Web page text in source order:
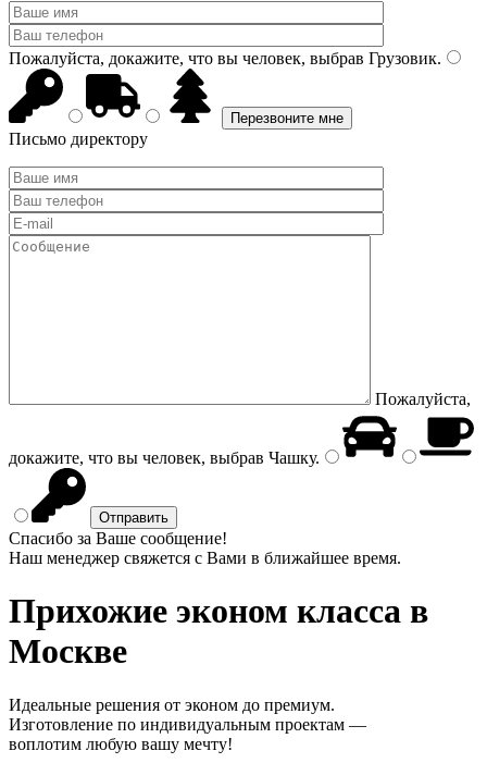
Пожалуйста, докажите, что вы человек, выбрав Грузовик.
Письмо директору
Пожалуйста,
докажите, что вы человек, выбрав Чашку.
Спасибо за Ваше сообщение!
Наш менеджер свяжется с Вами в ближайшее время.
Прихожие эконом класса в
Москве
Идеальные решения от эконом до премиум.
Изготовление по индивидуальным проектам —
воплотим любую вашу мечту!